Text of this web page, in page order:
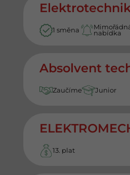
1 směna
nabídka
Absolvent
Zaučíme Junior
13. plat